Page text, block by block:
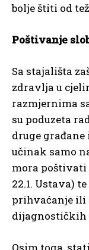
bolje štiti od
Poštivanje
Sa stajališta
zdravlja u
razmjernima
su poduzeta
druge građane
učinak samo
mora poštivati
22.1. Ustava)
prihvaćanje ili
dijagnostičkih